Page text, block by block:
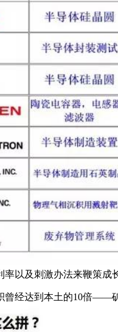
以及刺激办法来鞭策
达到本土的10倍——